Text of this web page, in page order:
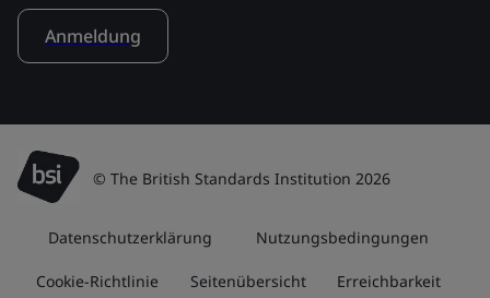
Anmeldung
© The British Standards Institution 2026
Datenschutzerklärung Nutzungsbedingungen
Cookie-Richtlinie Seitenübersicht Erreichbarkeit